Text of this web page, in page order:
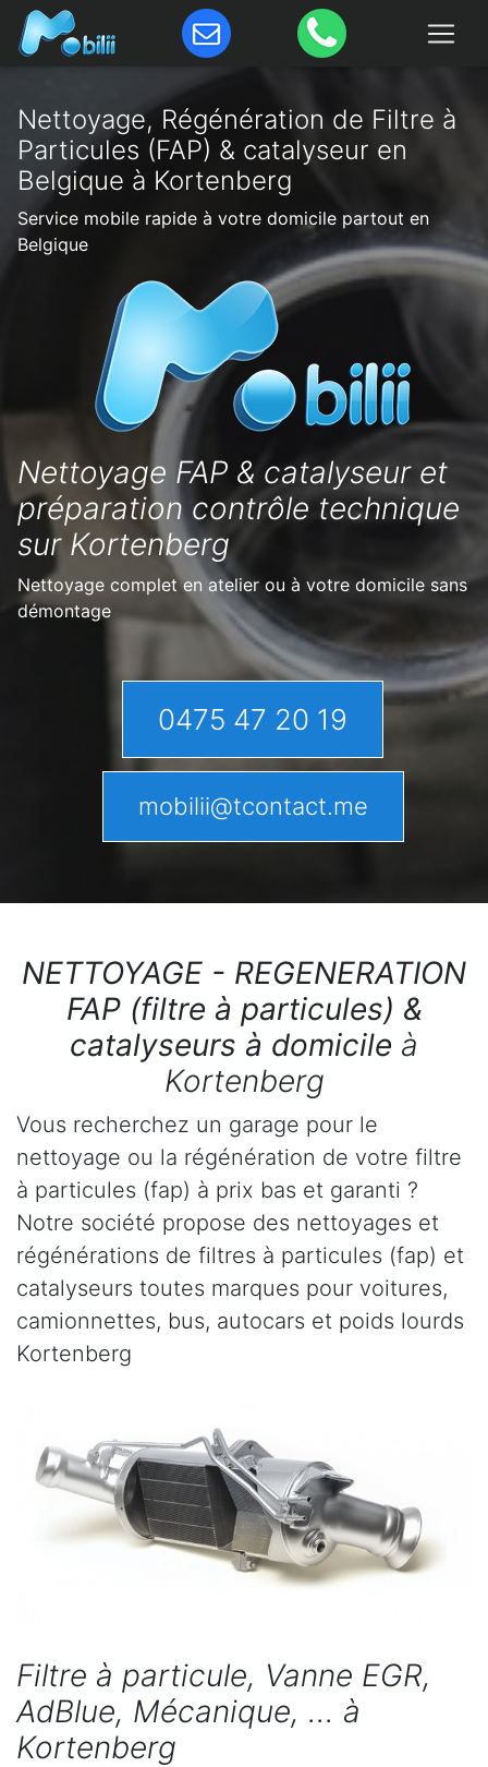
Nettoyage, Régénération de Filtre à
Particules (FAP) & catalyseur en
Belgique à Kortenberg
Service mobile rapide à votre domicile partout en
Belgique
Nettoyage FAP & catalyseur et
préparation contrôle technique
sur Kortenberg
Nettoyage complet en atelier ou à votre domicile sans
démontage
0475 47 20 19
mobilii@tcontact.me
NETTOYAGE - REGENERATION
FAP (filtre à particules) &
catalyseurs à domicile à
Kortenberg
Vous recherchez un garage pour le
nettoyage ou la régénération de votre filtre
à particules (fap) à prix bas et garanti ?
Notre société propose des nettoyages et
régénérations de filtres à particules (fap) et
catalyseurs toutes marques pour voitures,
camionnettes, bus, autocars et poids lourds
Kortenberg
Filtre à particule, Vanne EGR,
AdBlue, Mécanique, ... à
Kortenberg